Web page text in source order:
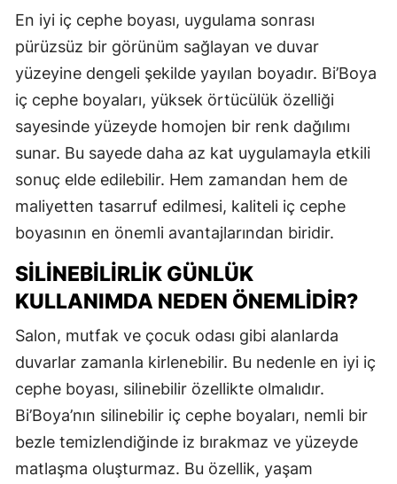
En iyi iç cephe boyası, uygulama sonrası
pürüzsüz bir görünüm sağlayan ve duvar
yüzeyine dengeli şekilde yayılan boyadır. Bi’Boya
iç cephe boyaları, yüksek örtücülük özelliği
sayesinde yüzeyde homojen bir renk dağılımı
sunar. Bu sayede daha az kat uygulamayla etkili
sonuç elde edilebilir. Hem zamandan hem de
maliyetten tasarruf edilmesi, kaliteli iç cephe
boyasının en önemli avantajlarından biridir.
SILINEBILIRLIK GÜNLÜK
KULLANIMDA NEDEN ÖNEMLIDIR?
Salon, mutfak ve çocuk odası gibi alanlarda
duvarlar zamanla kirlenebilir. Bu nedenle en iyi iç
cephe boyası, silinebilir özellikte olmalıdır.
Bi’Boya’nın silinebilir iç cephe boyaları, nemli bir
bezle temizlendiğinde iz bırakmaz ve yüzeyde
matlaşma oluşturmaz. Bu özellik, yaşam